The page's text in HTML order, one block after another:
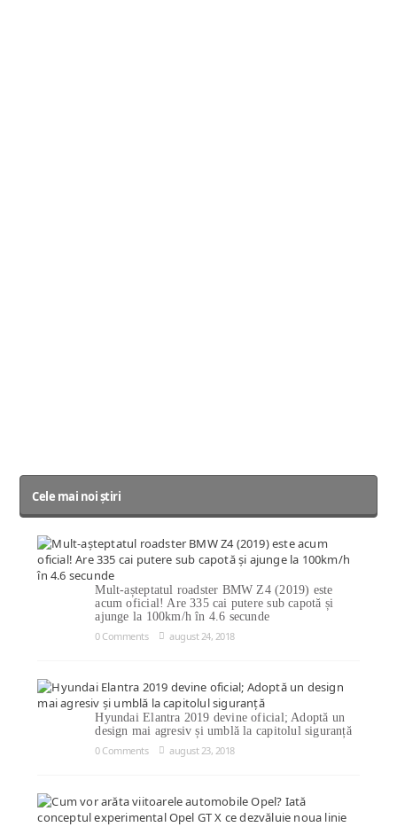
Cele mai noi știri
Mult-așteptatul roadster BMW Z4 (2019) este
acum oficial! Are 335 cai putere sub capotă și
ajunge la 100km/h în 4.6 secunde
0 Comments
august 24, 2018
Hyundai Elantra 2019 devine oficial; Adoptă un
design mai agresiv și umblă la capitolul siguranță
0 Comments
august 23, 2018